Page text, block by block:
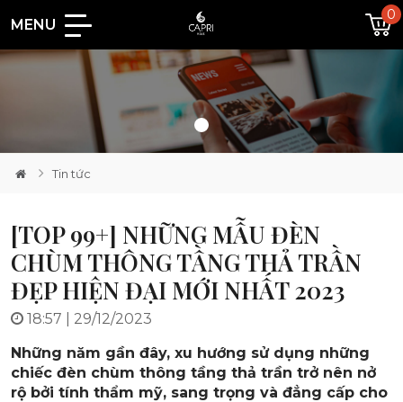
MENU
0
Loading...
Tin tức
[TOP 99+] NHỮNG MẪU ĐÈN
CHÙM THÔNG TẦNG THẢ TRẦN
ĐẸP HIỆN ĐẠI MỚI NHẤT 2023
18:57 | 29/12/2023
Những năm gần đây, xu hướng sử dụng những
chiếc đèn chùm thông tầng thả trần trở nên nở
rộ bởi tính thẩm mỹ, sang trọng và đẳng cấp cho